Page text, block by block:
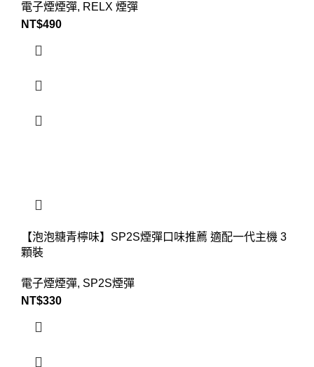
電子煙煙彈, RELX 煙彈
NT$490
【泡泡糖青檸味】SP2S煙彈口味推薦 適配一代主機 3
顆裝
電子煙煙彈, SP2S煙彈
NT$330